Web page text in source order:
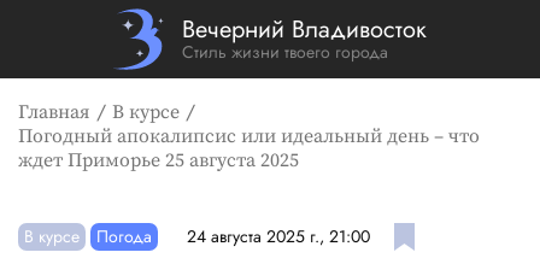
Вечерний Владивосток
Стиль жизни твоего города
Главная
В курсе
Погодный апокалипсис или идеальный день – что
ждет Приморье 25 августа 2025
В курсе Погода 24 августа 2025 г., 21:00